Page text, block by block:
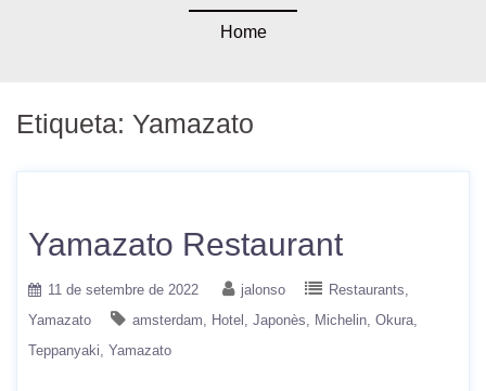
Home
Etiqueta: Yamazato
Yamazato Restaurant
11 de setembre de 2022 jalonso
Restaurants
Yamazato
amsterdam Hotel Japonès Michelin Okura
Teppanyaki Yamazato